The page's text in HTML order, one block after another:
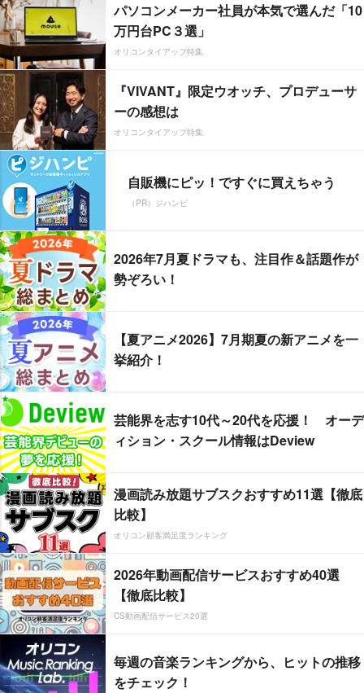
パソコンメーカー社員が本気で選んだ「10
万円台PC３選」
オリコンタイアップ特集
『VIVANT』限定ウオッチ、プロデューサ
ーの感想は
オリコンタイアップ特集
自販機にピッ！ですぐに買えちゃう
（PR）ジハンピ
2026年7月夏ドラマも、注目作＆話題作が
勢ぞろい！
【夏アニメ2026】7月期夏の新アニメを一
挙紹介！
芸能界を志す10代～20代を応援！ オーデ
ィション・スクール情報はDeview
漫画読み放題サブスクおすすめ11選【徹底
比較】
オリコン顧客満足度ランキング
2026年動画配信サービスおすすめ40選
【徹底比較】
CS動画配信サービス20選
毎週の音楽ランキングから、ヒットの推移
をチェック！